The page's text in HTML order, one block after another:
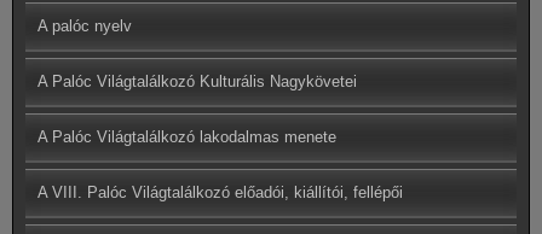
A palóc nyelv
A Palóc Világtalálkozó Kulturális Nagykövetei
A Palóc Világtalálkozó lakodalmas menete
A VIII. Palóc Világtalálkozó előadói, kiállítói, fellépői